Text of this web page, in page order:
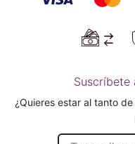
Suscríbete
¿Quieres estar al tanto